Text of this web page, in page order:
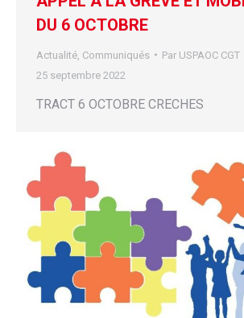
DU 6 OCTOBRE
Actualité Communiqués Par USPAOC CGT
25 septembre 2022
TRACT 6 OCTOBRE CRECHES